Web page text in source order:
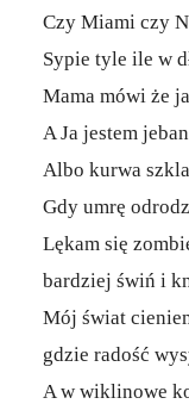
Czy Miami czy
Sypie tyle ile w
Mama mówi że
A Ja jestem
Albo kurwa
Gdy umrę
Lękam się
bardziej świń i
Mój świat
gdzie radość
A w wiklinowe